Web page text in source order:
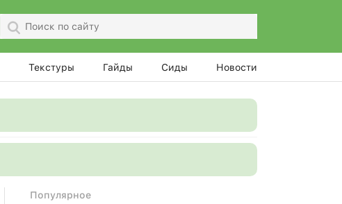
Текстуры Гайды Сиды Новости
Популярное